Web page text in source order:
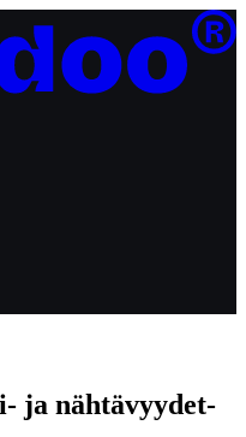
ja nähtävyydet-